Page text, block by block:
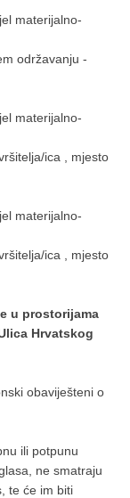
materijalno-
održavanju -
materijalno-
ica , mjesto
materijalno-
ica , mjesto
u prostorijama
Hrvatskog
obaviješteni o
ili potpunu
ne smatraju
te će im biti